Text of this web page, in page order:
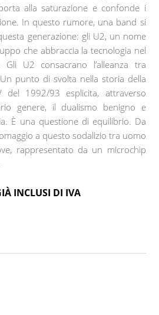
alla saturazione e confonde i
In questo rumore, una band si
generazione: gli U2, un nome
che abbraccia la tecnologia nel
Gli U2 consacrano l’alleanza tra
punto di svolta nella storia della
1992/93 esplicita, attraverso
genere, il dualismo benigno e
È una questione di equilibrio. Da
a questo sodalizio tra uomo
rappresentato da un microchip
INCLUSI DI IVA